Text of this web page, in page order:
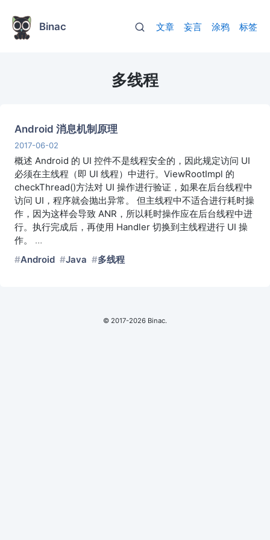
Binac 文章 妄言 涂鸦 标签
多线程
Android 消息机制原理
2017-06-02
概述 Android 的 UI 控件不是线程安全的，因此规定访问 UI
必须在主线程（即 UI 线程）中进行。ViewRootImpl 的
checkThread()方法对 UI 操作进行验证，如果在后台线程中
访问 UI，程序就会抛出异常。 但主线程中不适合进行耗时操
作，因为这样会导致 ANR，所以耗时操作应在后台线程中进
行。执行完成后，再使用 Handler 切换到主线程进行 UI 操
作。 …
Android
Java 多线程
© 2017-2026 Binac.